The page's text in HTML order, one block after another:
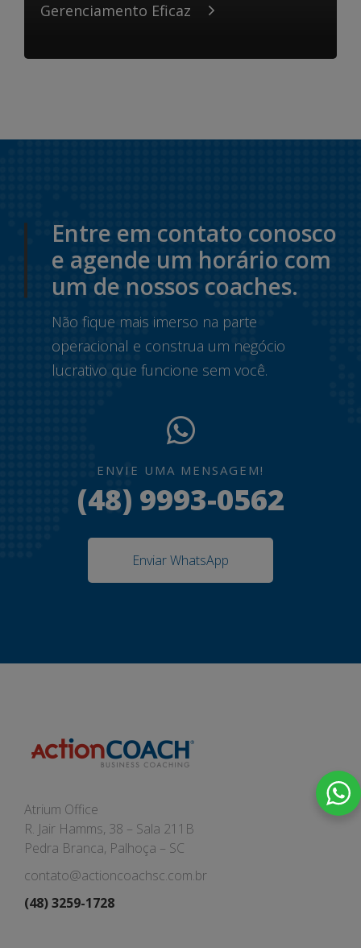
Gerenciamento Eficaz
Entre em contato conosco
e agende um horário com
um de nossos coaches.
Não fique mais imerso na parte
operacional e construa um negócio
lucrativo que funcione sem você.
ENVIE UMA MENSAGEM!
(48) 9993-0562
Enviar WhatsApp
Atrium Office
R. Jair Hamms, 38 – Sala 211B
Pedra Branca, Palhoça – SC
contato@actioncoachsc.com.br
(48) 3259-1728